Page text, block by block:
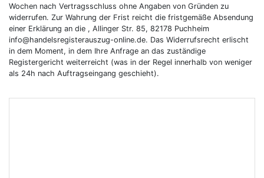
Wochen nach Vertragsschluss ohne Angaben von Gründen zu
widerrufen. Zur Wahrung der Frist reicht die fristgemäße Absendung
einer Erklärung an die , Allinger Str. 85, 82178 Puchheim
info@handelsregisterauszug-online.de. Das Widerrufsrecht erlischt
in dem Moment, in dem Ihre Anfrage an das zuständige
Registergericht weiterreicht (was in der Regel innerhalb von weniger
als 24h nach Auftragseingang geschieht).